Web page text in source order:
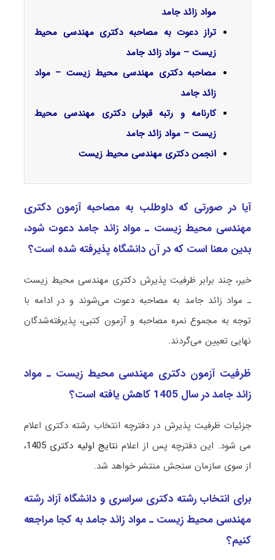
مواد زائد جامد
تراز دعوت به مصاحبه دکتری مهندسی محیط
زیست – مواد زائد جامد
مصاحبه دکتری مهندسی محیط زیست – مواد
زائد جامد
کارنامه و رتبه قبولی دکتری مهندسی محیط
زیست – مواد زائد جامد
انجمن دکتری مهندسی محیط زیست
آیا در صورتی که داوطلب به مصاحبه آزمون دکتری
مهندسی محیط زیست ـ مواد زائد جامد دعوت شود،
بدین معنا است که در آن دانشگاه پذیرفته شده است؟
خیر، چند برابر ظرفیت پذیرش دکتری مهندسی محیط زیست
ـ مواد زائد جامد به مصاحبه دعوت می‌شوند و در ادامه با
توجه به مجموع نمره مصاحبه و آزمون کتبی، پذیرفته‌شدگان
نهایی تعیین می‌گردند.
ظرفیت آزمون دکتری مهندسی محیط زیست ـ مواد
زائد جامد در سال 1405 کاهش یافته است؟
جزئیات ظرفیت پذیرش در دفترچه انتخاب رشته دکتری اعلام
می شود. این دفترچه پس از اعلام نتایج اولیه دکتری 1405
،
از سوی سازمان سنجش منتشر خواهد شد.
برای انتخاب رشته دکتری سراسری و دانشگاه آزاد رشته
مهندسی محیط زیست ـ مواد زائد جامد به کجا مراجعه
کنیم؟